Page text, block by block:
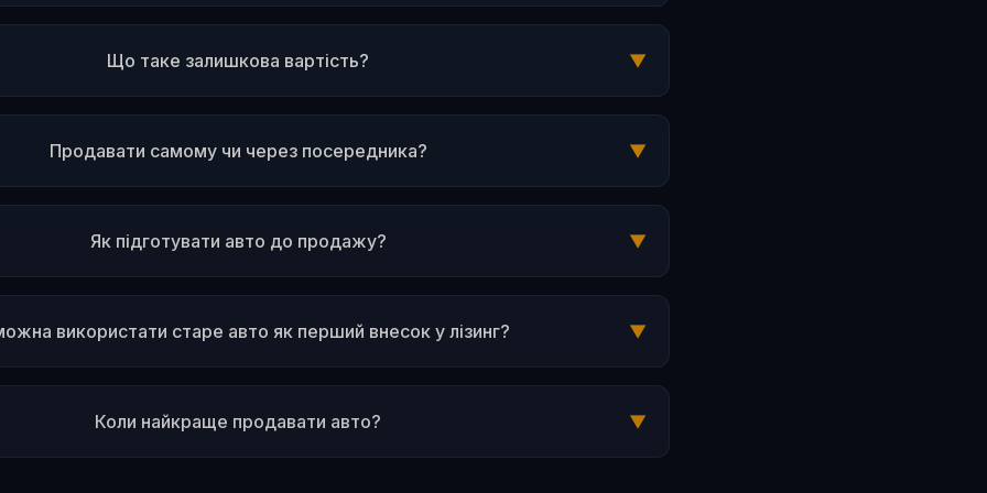
Що таке залишкова вартість? ▼
Продавати самому чи через посередника? ▼
Як підготувати авто до продажу? ▼
використати старе авто як перший внесок у лізинг? ▼
Коли найкраще продавати авто? ▼